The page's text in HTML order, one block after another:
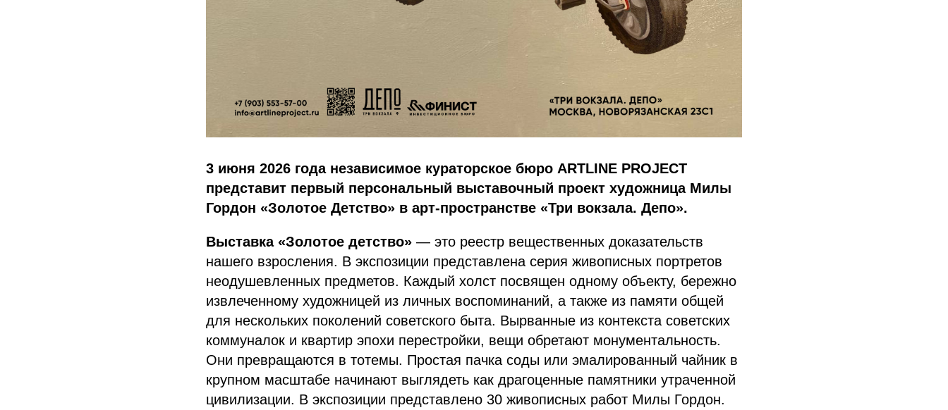
3 июня 2026 года независимое кураторское бюро ARTLINE PROJECT
представит первый персональный выставочный проект художница Милы
Гордон «Золотое Детство» в арт-пространстве «Три вокзала. Депо».
Выставка «Золотое детство» — это реестр вещественных доказательств
нашего взросления. В экспозиции представлена серия живописных портретов
неодушевленных предметов. Каждый холст посвящен одному объекту, бережно
извлеченному художницей из личных воспоминаний, а также из памяти общей
для нескольких поколений советского быта. Вырванные из контекста советских
коммуналок и квартир эпохи перестройки, вещи обретают монументальность.
Они превращаются в тотемы. Простая пачка соды или эмалированный чайник в
крупном масштабе начинают выглядеть как драгоценные памятники утраченной
цивилизации. В экспозиции представлено 30 живописных работ Милы Гордон.